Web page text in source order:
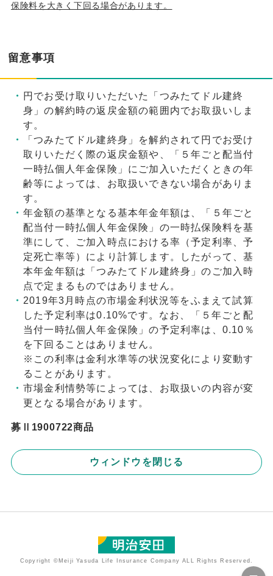
保険料を大きく下回る場合があります。
留意事項
円でお受け取りいただいた「つみたてドル建終
身」の解約時の返戻金額の範囲内でお取扱いしま
す。
「つみたてドル建終身」を解約されて円でお受け
取りいただく際の返戻金額や、「５年ごと配当付
一時払個人年金保険」にご加入いただくときの年
齢等によっては、お取扱いできない場合がありま
す。
年金額の基準となる基本年金年額は、「５年ごと
配当付一時払個人年金保険」の一時払保険料を基
準にして、ご加入時点における率（予定利率、予
定死亡率等）により計算します。したがって、基
本年金年額は「つみたてドル建終身」のご加入時
点で定まるものではありません。
2019年3月時点の市場金利状況等をふまえて試算
した予定利率は0.10%です。なお、「５年ごと配
当付一時払個人年金保険」の予定利率は、0.10％
を下回ることはありません。
※この利率は金利水準等の状況変化により変動す
ることがあります。
市場金利情勢等によっては、お取扱いの内容が変
更となる場合があります。
募Ⅱ1900722商品
ウィンドウを閉じる
Copyright ©Meiji Yasuda Life Insurance Company ALL Rights Reserved.